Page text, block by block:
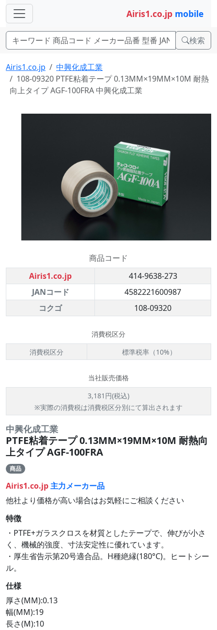
Airis1.co.jp mobile
検索
Airis1.co.jp
中興化成工業
108-09320 PTFE粘着テープ 0.13MM×19MM×10M 耐熱
向上タイプ AGF-100FRA 中興化成工業
商品コード
Airis1.co.jp
414-9638-273
JANコード
4582221600987
コクゴ
108-09320
消費税区分
消費税区分
標準税率（10%）
当社販売価格
3,181円(税込)
※実際の消費税は消費税区分別にて算出されます
中興化成工業
PTFE粘着テープ 0.13MM×19MM×10M 耐熱向
上タイプ AGF-100FRA
商品
Airis1.co.jp主力メーカー品
他社より価格が高い場合はお気軽にご相談ください
特徴
・PTFE+ガラスクロスを材質としたテープで、伸びが小さ
く、機械的強度、寸法安定性に優れています。
・厚生省告示第20号適合品。H種絶縁(180°C)。ヒートシー
ル。
仕様
厚さ(MM):0.13
幅(MM):19
長さ(M):10